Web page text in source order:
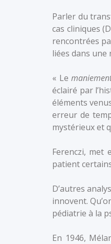
Parler du
cas cliniques
rencontrées
liées dans une
« Le
éclairé par
éléments
erreur de
mystérieux et
Ferenczi, met
patient
D’autres
innovent.
pédiatrie à la
En 1946,